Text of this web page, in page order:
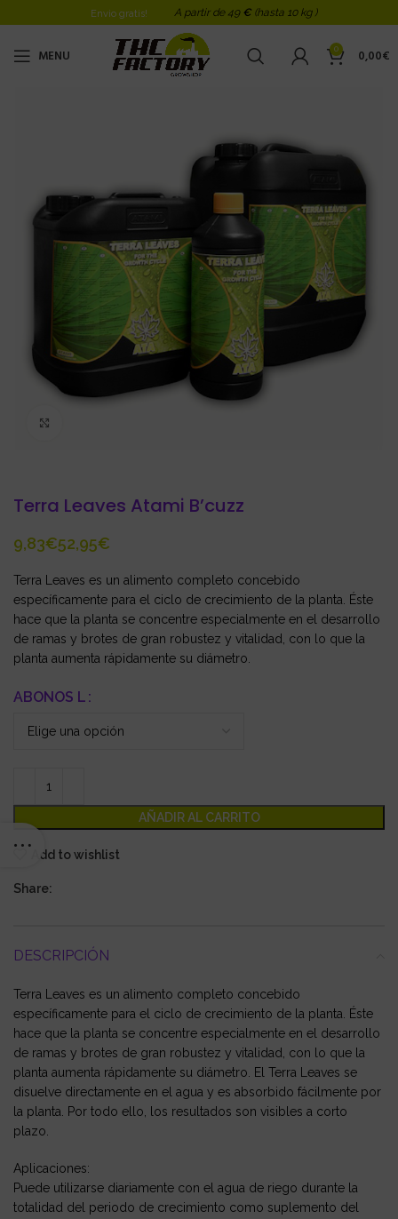
Envio gratis! A partir de 49 € (hasta 10 kg )
MENU 0 0,00€
Terra Leaves Atami B’cuzz
€ €
Terra Leaves es un alimento completo concebido
específicamente para el ciclo de crecimiento de la planta. Éste
hace que la planta se concentre especialmente en el desarrollo
de ramas y brotes de gran robustez y vitalidad, con lo que la
planta aumenta rápidamente su diámetro.
ABONOS L
AÑADIR AL CARRITO
Add to wishlist
Share:
DESCRIPCIÓN
Terra Leaves es un alimento completo concebido
específicamente para el ciclo de crecimiento de la planta. Éste
hace que la planta se concentre especialmente en el desarrollo
de ramas y brotes de gran robustez y vitalidad, con lo que la
planta aumenta rápidamente su diámetro. El Terra Leaves se
disuelve directamente en el agua y es absorbido fácilmente por
la planta. Por todo ello, los resultados son visibles a corto
plazo.
Aplicaciones:
Puede utilizarse diariamente con el agua de riego durante la
totalidad del periodo de crecimiento como suplemento del